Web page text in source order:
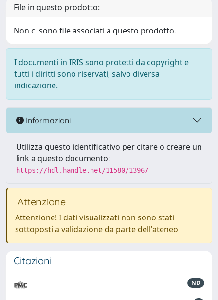
File in questo prodotto:
Non ci sono file associati a questo prodotto.
I documenti in IRIS sono protetti da copyright e
tutti i diritti sono riservati, salvo diversa
indicazione.
Informazioni
Utilizza questo identificativo per citare o creare un
link a questo documento:
https://hdl.handle.net/11580/13967
Attenzione
Attenzione! I dati visualizzati non sono stati
sottoposti a validazione da parte dell'ateneo
Citazioni
ND